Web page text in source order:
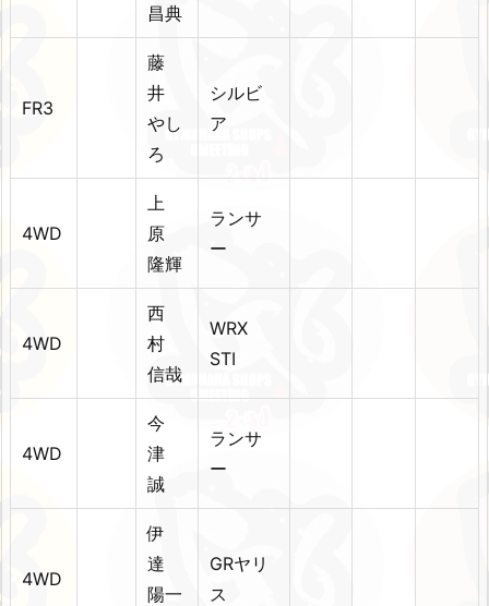
昌典
FR3
藤
井
やし
ろ
シルビ
ア
4WD
上
原
隆輝
ランサ
ー
4WD
西
村
信哉
WRX
STI
4WD
今
津
誠
ランサ
ー
4WD
伊
達
陽一
GRヤリ
ス